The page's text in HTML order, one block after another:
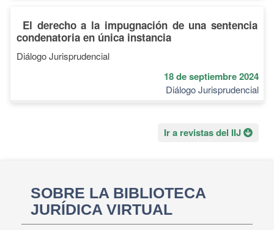
El derecho a la impugnación de una sentencia
condenatoria en única instancia
Diálogo Jurisprudencial
18 de septiembre 2024
Diálogo Jurisprudencial
Ir a revistas del IIJ
SOBRE LA BIBLIOTECA
JURÍDICA VIRTUAL